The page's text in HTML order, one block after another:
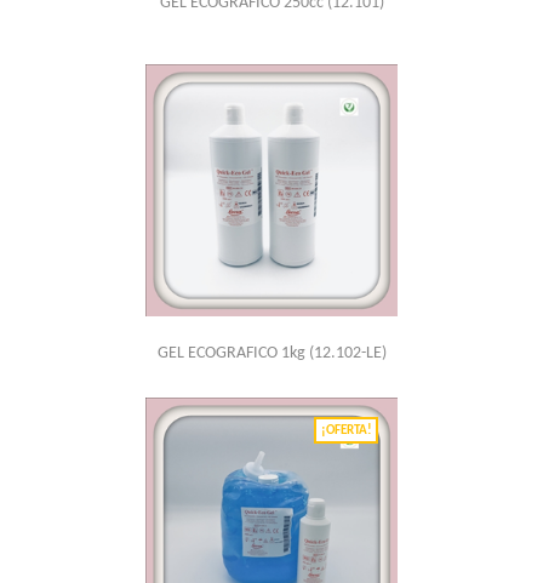
GEL ECOGRAFICO 1kg (12.102-LE)
¡OFERTA!